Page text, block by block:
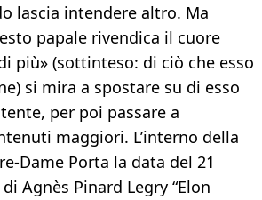
lascia intendere altro. Ma
papale rivendica il cuore
più» (sottinteso: di ciò che esso
si mira a spostare su di esso
per poi passare a
maggiori. L’interno della
Dame Porta la data del 21
Agnès Pinard Legry “Elon